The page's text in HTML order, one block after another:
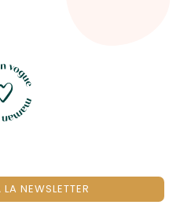
NEWSLETTER